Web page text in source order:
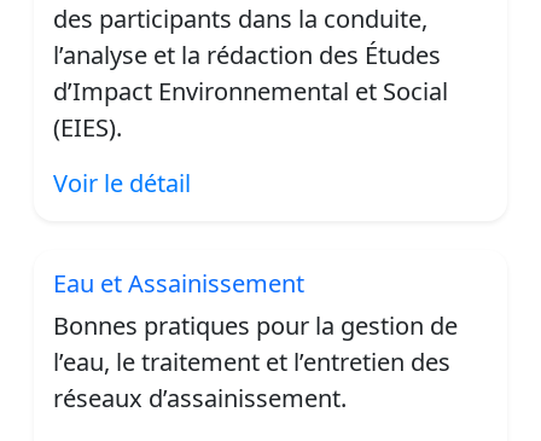
des participants dans la conduite,
l’analyse et la rédaction des Études
d’Impact Environnemental et Social
(EIES).
Voir le détail
Eau et Assainissement
Bonnes pratiques pour la gestion de
l’eau, le traitement et l’entretien des
réseaux d’assainissement.